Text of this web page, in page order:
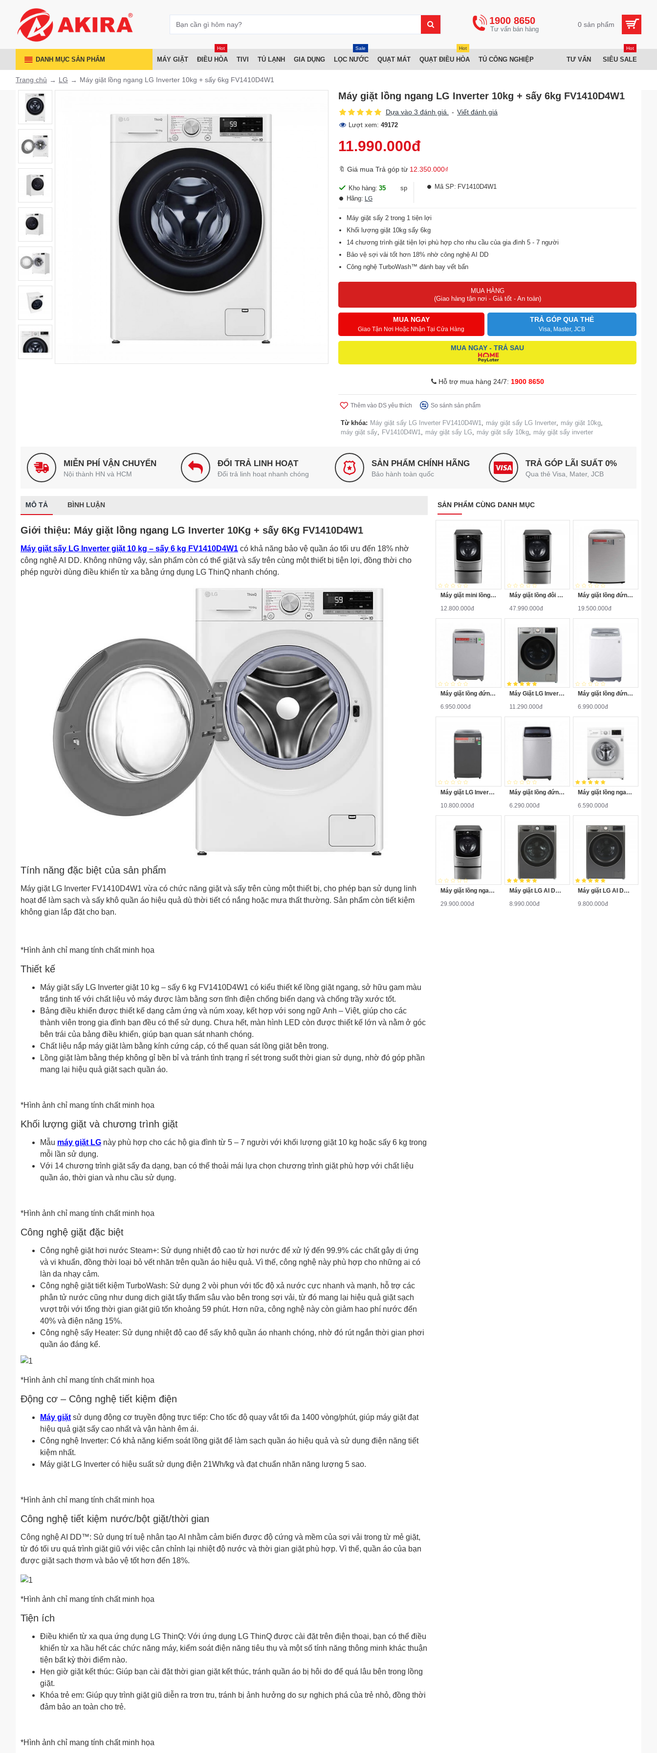
1900 8650 0 sản phẩm
DANH MỤC SẢN PHẨM MÁY GIẶT ĐIỀU HÒA
Hot
TIVI TỦ LẠNH GIA DỤNG LỌC NƯỚC
Sale
QUẠT MÁT QUẠT ĐIỀU HÒA
Hot
TỦ CÔNG NGHIỆP TƯ VẤN SIÊU SALE
Hot
Trang chủ LG Máy giặt lồng ngang LG Inverter 10kg + sấy 6kg FV1410D4W1
Máy giặt lồng ngang LG Inverter 10kg + sấy 6kg FV1410D4W1
Dựa vào 3 đánh giá. - Viết đánh giá
Lượt xem: 49172
11.990.000đ
🔖 Giá mua Trả góp từ 12.350.000₫
Kho hàng: 35
sp
Hãng: LG
Mã SP: FV1410D4W1
Máy giặt sấy 2 trong 1 tiện lợi
Khối lượng giặt 10kg sấy 6kg
14 chương trình giặt tiện lợi phù hợp cho nhu cầu của gia đình 5 - 7 người
Bảo vệ sợi vải tốt hơn 18% nhờ công nghệ AI DD
Công nghệ TurboWash™ đánh bay vết bẩn
Điều khiển thông min với ứng dụng LG ThinQ™MUA HÀNG
(Giao hàng tận nơi - Giá tốt - An toàn)
MUA NGAY
Giao Tận Nơi Hoặc Nhận Tại Cửa Hàng
TRẢ GÓP QUA THẺ
Visa, Master, JCB
MUA NGAY - TRẢ SAU
Hỗ trợ mua hàng 24/7: 1900 8650
Thêm vào DS yêu thích So sánh sản phẩm
Từ khóa: Máy giặt sấy LG Inverter FV1410D4W1, máy giặt sấy LG Inverter, máy giặt 10kg,
máy giặt sấy, FV1410D4W1, máy giặt sấy LG, máy giặt sấy 10kg, máy giặt sấy inverter
MIỄN PHÍ VẬN CHUYỂN
Nội thành HN và HCM
ĐỔI TRẢ LINH HOẠT
Đổi trả linh hoạt nhanh chóng
SẢN PHẨM CHÍNH HÃNG
Bảo hành toàn quốc
TRẢ GÓP LÃI SUẤT 0%
Qua thẻ Visa, Mater, JCB
MÔ TẢ BÌNH LUẬN
Giới thiệu: Máy giặt lồng ngang LG Inverter 10Kg + sấy 6Kg FV1410D4W1
Máy giặt sấy LG Inverter giặt 10 kg – sấy 6 kg FV1410D4W1 có khả năng bảo vệ quần áo tối ưu đến 18% nhờ
công nghệ AI DD. Không những vậy, sản phẩm còn có thể giặt và sấy trên cùng một thiết bị tiện lợi, đồng thời cho
phép người dùng điều khiển từ xa bằng ứng dụng LG ThinQ nhanh chóng.
Tính năng đặc biệt của sản phẩm
Máy giặt LG Inverter FV1410D4W1 vừa có chức năng giặt và sấy trên cùng một thiết bị, cho phép bạn sử dụng linh
hoạt để làm sạch và sấy khô quần áo hiệu quả dù thời tiết có nắng hoặc mưa thất thường. Sản phẩm còn tiết kiệm
không gian lắp đặt cho bạn.
*Hình ảnh chỉ mang tính chất minh họa
Thiết kế
Máy giặt sấy LG Inverter giặt 10 kg – sấy 6 kg FV1410D4W1 có kiểu thiết kế lồng giặt ngang, sở hữu gam màu
trắng tinh tế với chất liệu vỏ máy được làm bằng sơn tĩnh điện chống biến dạng và chống trầy xước tốt.
Bảng điều khiển được thiết kế dạng cảm ứng và núm xoay, kết hợp với song ngữ Anh – Việt, giúp cho các
thành viên trong gia đình bạn đều có thể sử dụng. Chưa hết, màn hình LED còn được thiết kế lớn và nằm ở góc
bên trái của bảng điều khiển, giúp bạn quan sát nhanh chóng.
Chất liệu nắp máy giặt làm bằng kính cứng cáp, có thể quan sát lồng giặt bên trong.
Lồng giặt làm bằng thép không gỉ bền bỉ và tránh tình trạng rỉ sét trong suốt thời gian sử dụng, nhờ đó góp phần
mang lại hiệu quả giặt sạch quần áo.
*Hình ảnh chỉ mang tính chất minh họa
Khối lượng giặt và chương trình giặt
Mẫu máy giặt LG này phù hợp cho các hộ gia đình từ 5 – 7 người với khối lượng giặt 10 kg hoặc sấy 6 kg trong
mỗi lần sử dụng.
Với 14 chương trình giặt sấy đa dạng, bạn có thể thoải mái lựa chọn chương trình giặt phù hợp với chất liệu
quần áo, thời gian và nhu cầu sử dụng.
*Hình ảnh chỉ mang tính chất minh họa
Công nghệ giặt đặc biệt
Công nghệ giặt hơi nước Steam+: Sử dụng nhiệt độ cao từ hơi nước để xử lý đến 99.9% các chất gây dị ứng
và vi khuẩn, đồng thời loại bỏ vết nhăn trên quần áo hiệu quả. Vì thế, công nghệ này phù hợp cho những ai có
làn da nhạy cảm.
Công nghệ giặt tiết kiệm TurboWash: Sử dụng 2 vòi phun với tốc độ xả nước cực nhanh và mạnh, hỗ trợ các
phân tử nước cũng như dung dịch giặt tẩy thấm sâu vào bên trong sợi vải, từ đó mang lại hiệu quả giặt sạch
vượt trội với tổng thời gian giặt giũ tốn khoảng 59 phút. Hơn nữa, công nghệ này còn giảm hao phí nước đến
40% và điện năng 15%.
Công nghệ sấy Heater: Sử dụng nhiệt độ cao để sấy khô quần áo nhanh chóng, nhờ đó rút ngắn thời gian phơi
quần áo đáng kể.
*Hình ảnh chỉ mang tính chất minh họa
Động cơ – Công nghệ tiết kiệm điện
Máy giặt sử dụng động cơ truyền động trực tiếp: Cho tốc độ quay vắt tối đa 1400 vòng/phút, giúp máy giặt đạt
hiệu quả giặt sấy cao nhất và vận hành êm ái.
Công nghệ Inverter: Có khả năng kiểm soát lồng giặt để làm sạch quần áo hiệu quả và sử dụng điện năng tiết
kiệm nhất.
Máy giặt LG Inverter có hiệu suất sử dụng điện 21Wh/kg và đạt chuẩn nhãn năng lượng 5 sao.
*Hình ảnh chỉ mang tính chất minh họa
Công nghệ tiết kiệm nước/bột giặt/thời gian
Công nghệ AI DD™: Sử dụng trí tuệ nhân tạo AI nhằm cảm biến được độ cứng và mềm của sợi vải trong từ mẻ giặt,
từ đó tối ưu quá trình giặt giũ với việc cân chỉnh lại nhiệt độ nước và thời gian giặt phù hợp. Vì thế, quần áo của bạn
được giặt sạch thơm và bảo vệ tốt hơn đến 18%.
*Hình ảnh chỉ mang tính chất minh họa
Tiện ích
Điều khiển từ xa qua ứng dụng LG ThinQ: Với ứng dụng LG ThinQ được cài đặt trên điện thoại, bạn có thể điều
khiển từ xa hầu hết các chức năng máy, kiểm soát điện năng tiêu thụ và một số tính năng thông minh khác thuận
tiện bất kỳ thời điểm nào.
Hẹn giờ giặt kết thúc: Giúp bạn cài đặt thời gian giặt kết thúc, tránh quần áo bị hôi do để quá lâu bên trong lồng
giặt.
Khóa trẻ em: Giúp quy trình giặt giũ diễn ra trơn tru, tránh bị ảnh hưởng do sự nghịch phá của trẻ nhỏ, đồng thời
đảm bảo an toàn cho trẻ.
*Hình ảnh chỉ mang tính chất minh họa
SẢN PHẨM CÙNG DANH MỤC
Máy giặt mini lồng ngang Twinwash LG T2735NWLV 3.5Kg
12.800.000đ
Máy giặt lồng đôi LG TWINWash F2721HTTV/T2735NWLV
47.990.000đ
Máy giặt lồng đứng LG T2721SSAV Inverter 21kg
19.500.000đ
Máy giặt lồng đứng LG T2351VSAM Inverter 11.5kg
6.950.000đ
Máy Giặt LG Inverter 12 Kg FV1412S3PA
11.290.000đ
Máy giặt lồng đứng LG T2185VS2W 8.5 Kg Inverter
6.990.000đ
Máy giặt LG Inverter lồng đứng 13kg TH2113SSAK
10.800.000đ
Máy giặt lồng đứng LG T2185VS2M Inverter 8.5 kg
6.290.000đ
Máy giặt lồng ngang LG FM1209N6W Inverter 9.0kg
6.590.000đ
Máy giặt lồng ngang LG F2721HTTV Inverter 21 Kg
29.900.000đ
Máy giặt LG AI DD Inverter 10 kg FV1410S4B
8.990.000đ
Máy giặt LG AI DD Inverter 12 kg FV1412S3B
9.800.000đ